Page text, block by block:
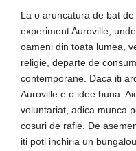
La o aruncatura de bat
experiment Auroville,
oameni din toata lumea,
religie, departe de
contemporane. Daca iti
Auroville e o idee buna.
voluntariat, adica munca
cosuri de rafie. De
iti poti inchiria un